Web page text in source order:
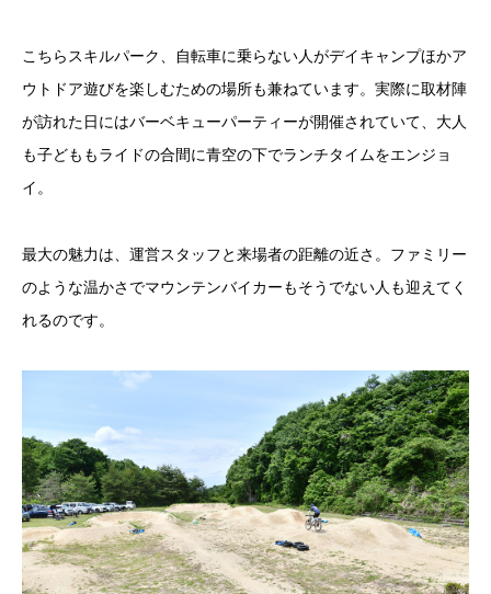
こちらスキルパーク、自転車に乗らない人がデイキャンプほかア
ウトドア遊びを楽しむための場所も兼ねています。実際に取材陣
が訪れた日にはバーベキューパーティーが開催されていて、大人
も子どももライドの合間に青空の下でランチタイムをエンジョ
イ。
最大の魅力は、運営スタッフと来場者の距離の近さ。ファミリー
のような温かさでマウンテンバイカーもそうでない人も迎えてく
れるのです。